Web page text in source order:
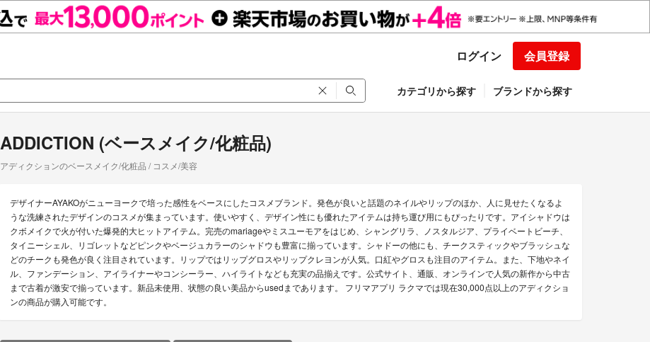
ログイン 会員登録
カテゴリから探す ブランドから探す
ADDICTION (ベースメイク/化粧品)
アディクションのベースメイク/化粧品 / コスメ/美容
デザイナーAYAKOがニューヨークで培った感性をベースにしたコスメブランド。発色が良いと話題のネイルやリップのほか、人に見せたくなるよ
うな洗練されたデザインのコスメが集まっています。使いやすく、デザイン性にも優れたアイテムは持ち運び用にもぴったりです。アイシャドウは
クボメイクで火が付いた爆発的大ヒットアイテム。完売のmariageやミスユーモアをはじめ、シャングリラ、ノスタルジア、プライベートビーチ、
タイニーシェル、リゴレットなどピンクやベージュカラーのシャドウも豊富に揃っています。シャドーの他にも、チークスティックやブラッシュな
どのチークも発色が良く注目されています。リップではリップグロスやリップクレヨンが人気。口紅やグロスも注目のアイテム。また、下地やネイ
ル、ファンデーション、アイライナーやコンシーラー、ハイライトなども充実の品揃えです。公式サイト、通販、オンラインで人気の新作から中古
まで古着が激安で揃っています。新品未使用、状態の良い美品からusedまであります。 フリマアプリ ラクマでは現在30,000点以上のアディクショ
ンの商品が購入可能です。